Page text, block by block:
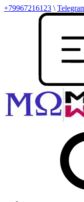
+79967216123 \